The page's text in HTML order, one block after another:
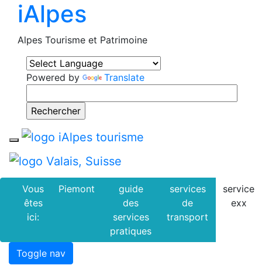
iAlpes
Alpes Tourisme et Patrimoine
Powered by Translate
Toggle navigation
Vous
êtes
ici:
Piemont
guide
des
services
pratiques
services
de
transport
service
exx
Toggle nav